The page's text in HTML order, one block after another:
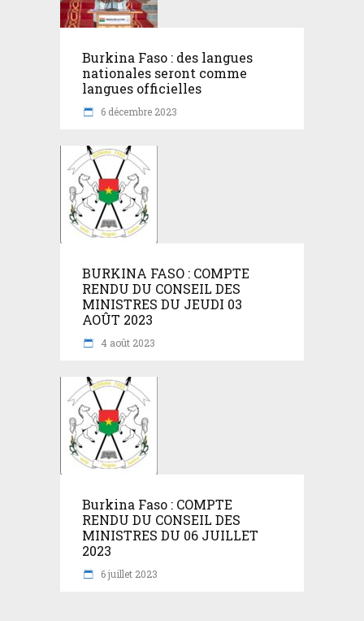
Burkina Faso : des langues
nationales seront comme
langues officielles
6 décembre 2023
BURKINA FASO : COMPTE
RENDU DU CONSEIL DES
MINISTRES DU JEUDI 03
AOÛT 2023
4 août 2023
Burkina Faso : COMPTE
RENDU DU CONSEIL DES
MINISTRES DU 06 JUILLET
2023
6 juillet 2023